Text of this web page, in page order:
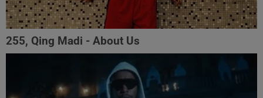
255, Qing Madi - About Us